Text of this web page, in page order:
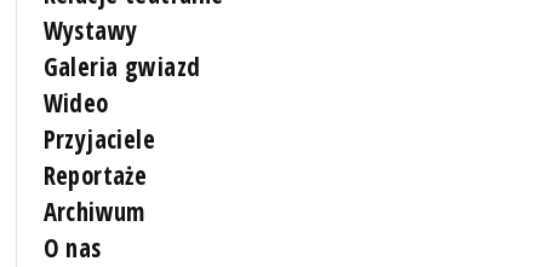
Wystawy
Galeria gwiazd
Wideo
Przyjaciele
Reportaże
Archiwum
O nas